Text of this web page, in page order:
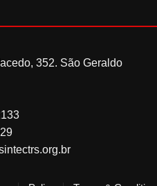
352. São Geraldo